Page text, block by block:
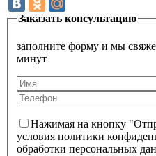
Заказать консультацию
заполните форму и мы
минут
Нажимая на кнопку
условия политики
обработки персональных